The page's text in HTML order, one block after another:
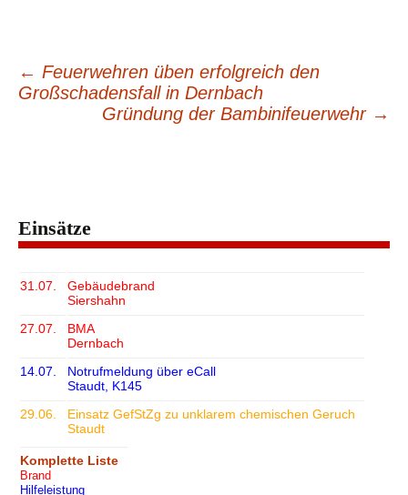
Beitragsnavigation
← Feuerwehren üben erfolgreich den
Großschadensfall in Dernbach
Gründung der Bambinifeuerwehr →
Einsätze
31.07.
Gebäudebrand
Siershahn
27.07.
BMA
Dernbach
14.07.
Notrufmeldung über eCall
Staudt, K145
29.06.
Einsatz GefStZg zu unklarem chemischen Geruch
Staudt
Komplette Liste
Brand
Hilfeleistung